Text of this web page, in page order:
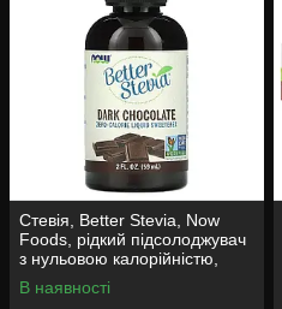
Стевія, Better Stevia, Now
Foods, рідкий підсолоджувач
з нульовою калорійністю,
смак чорного шоколаду, 59
мл
В наявності